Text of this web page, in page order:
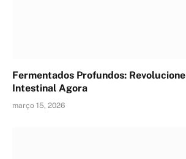
Fermentados Profundos:
Intestinal Agora
março 15, 2026